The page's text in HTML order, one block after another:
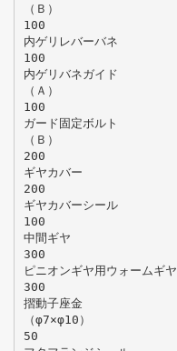
（Ｂ）
100
内ゲリレバーバネ
100
内ゲリバネガイド
（Ａ）
100
ガード固定ボルト
（Ｂ）
200
ギヤカバー
200
ギヤカバーシール
100
中間ギヤ
300
ピニオンギヤ用ウォームギヤ
300
摺動子座金
（φ7×φ10）
50